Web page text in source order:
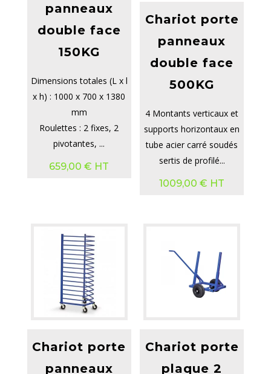
panneaux
double face
150KG
Dimensions totales (L x l
x h) : 1000 x 700 x 1380
mm
Roulettes : 2 fixes, 2
pivotantes, ...
659,00€ HT
Chariot porte
panneaux
double face
500KG
4 Montants verticaux et
supports horizontaux en
tube acier carré soudés
sertis de profilé...
1009,00€ HT
Chariot porte
panneaux
Chariot porte
plaque 2